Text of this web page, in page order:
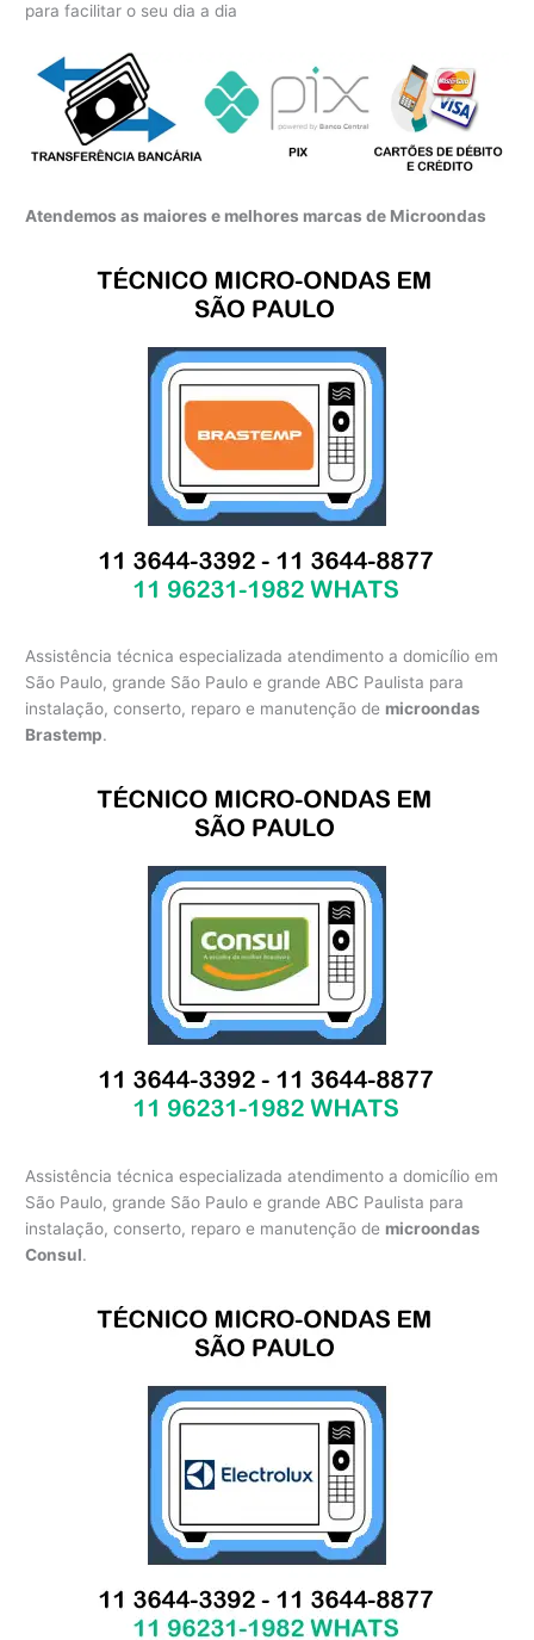
para facilitar o seu dia a dia
Atendemos as maiores e melhores marcas de Microondas
Assistência técnica especializada atendimento a domicílio em
São Paulo, grande São Paulo e grande ABC Paulista para
instalação, conserto, reparo e manutenção de microondas
Brastemp.
Assistência técnica especializada atendimento a domicílio em
São Paulo, grande São Paulo e grande ABC Paulista para
instalação, conserto, reparo e manutenção de microondas
Consul.